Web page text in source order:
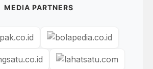
MEDIA PARTNERS